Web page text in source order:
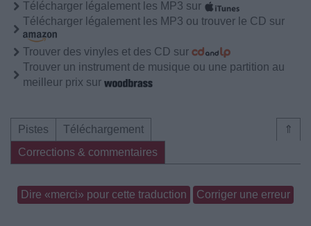
Télécharger légalement les MP3 sur
Télécharger légalement les MP3 ou trouver le CD sur
Trouver des vinyles et des CD sur
Trouver un instrument de musique ou une partition au
meilleur prix sur
⇑
Pistes
Téléchargement
Corrections & commentaires
Dire «merci» pour cette traduction Corriger une erreur